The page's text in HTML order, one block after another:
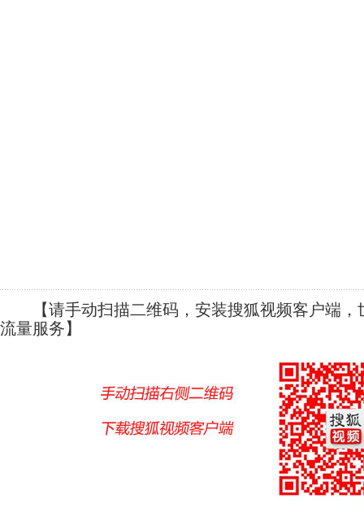
【请手动扫描二维码，安装搜狐视频客户端，
流量服务】